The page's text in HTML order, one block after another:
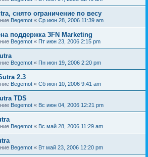
снято ограничение по весу
Begemot « Ср июн 28, 2006 11:39 am
поддержка 3FN Marketing
Begemot « Пт июн 23, 2006 2:15 pm
Begemot « Пн июн 19, 2006 2:20 pm
2.3
Begemot « Сб июн 10, 2006 9:41 am
TDS
Begemot « Вс июн 04, 2006 12:21 pm
Begemot « Вс май 28, 2006 11:29 am
Begemot « Вт май 23, 2006 12:20 pm